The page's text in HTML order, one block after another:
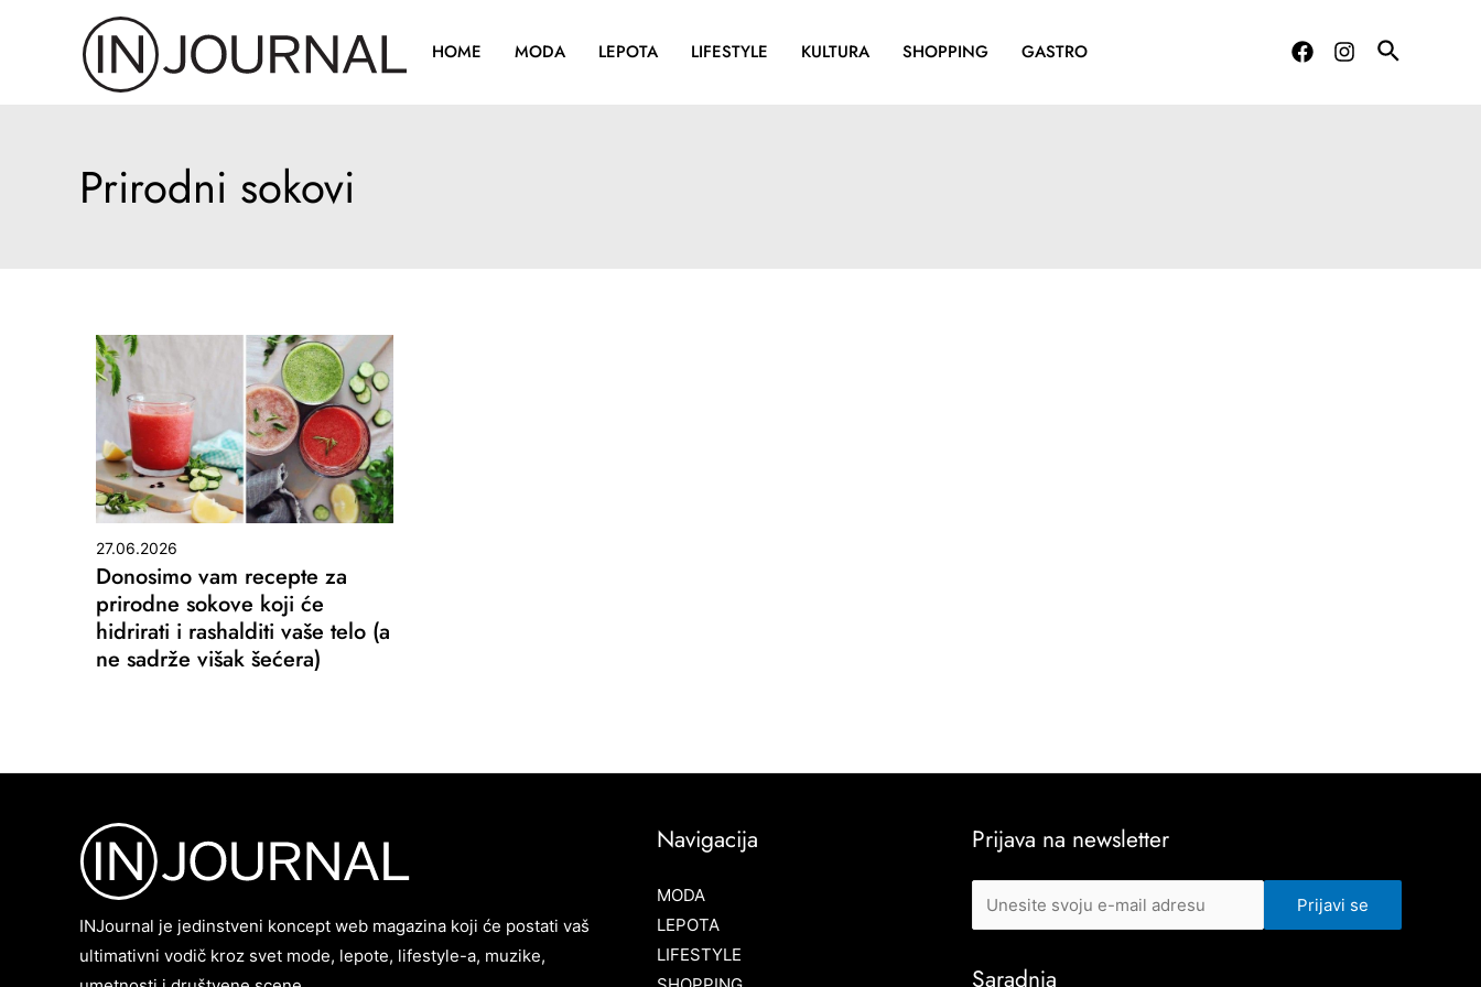
HOME MODA LEPOTA LIFESTYLE KULTURA SHOPPING GASTRO
Prirodni sokovi
27.06.2026
Donosimo vam recepte za
prirodne sokove koji će
hidrirati i rashalditi vaše telo (a
ne sadrže višak šećera)
INJournal je jedinstveni koncept web magazina koji će postati vaš
ultimativni vodič kroz svet mode, lepote, lifestyle-a, muzike,
Navigacija
MODA
LEPOTA
LIFESTYLE
Prijava na newsletter
Saradnja